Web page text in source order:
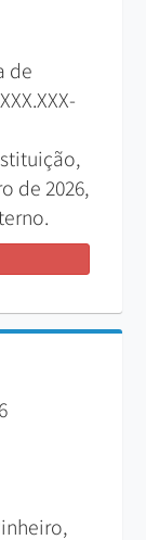
de
de 2026,